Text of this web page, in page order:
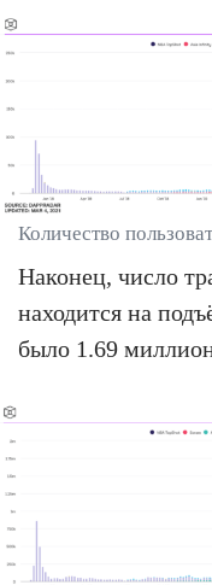
Количество
Наконец, число
находится на
было 1.69